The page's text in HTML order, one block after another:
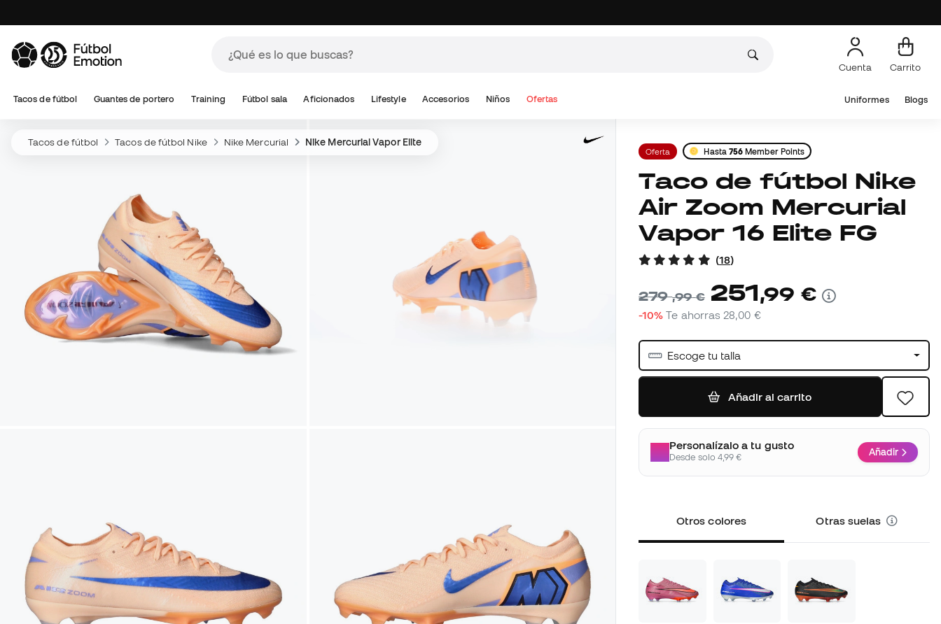
Cuenta Carrito
Tacos de fútbol Guantes de portero Training Fútbol sala Aficionados Lifestyle Accesorios Niños Ofertas Uniformes Blogs
Tacos de fútbol Tacos de fútbol Nike Nike Mercurial Nike Mercurial Vapor Elite
Oferta Hasta 756 Member Points
Taco de fútbol Nike
Air Zoom Mercurial
Vapor 16 Elite FG
(18)
279,99 € 251,99 €
-10% Te ahorras 28,00 €
Escoge tu talla
Añadir al carrito
Personalízalo a tu gusto
Desde solo 4,99 € Añadir
Otros colores Otras suelas